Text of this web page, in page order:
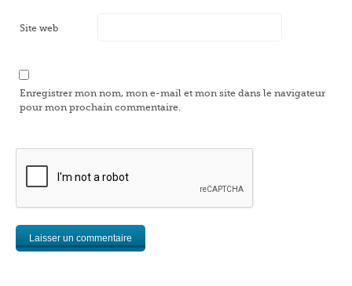
Site web
Enregistrer mon nom, mon e-mail et mon site dans le navigateur
pour mon prochain commentaire.